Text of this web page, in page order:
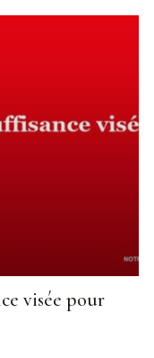
visée pour